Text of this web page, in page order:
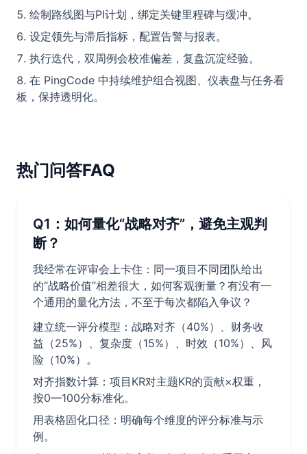
绘制路线图与PI计划，绑定关键里程碑与缓冲。
设定领先与滞后指标，配置告警与报表。
执行迭代，双周例会校准偏差，复盘沉淀经验。
在 PingCode 中持续维护组合视图、仪表盘与任务看
板，保持透明化。
热门问答FAQ
Q1：如何量化“战略对齐”，避免主观判
断？
我经常在评审会上卡住：同一项目不同团队给出
的“战略价值”相差很大，如何客观衡量？有没有一
个通用的量化方法，不至于每次都陷入争议？
建立统一评分模型：战略对齐（40%）、财务收
益（25%）、复杂度（15%）、时效（10%）、风
险（10%）。
对齐指数计算：项目KR对主题KR的贡献×权重，
按0—100分标准化。
用表格固化口径：明确每个维度的评分标准与示
例。